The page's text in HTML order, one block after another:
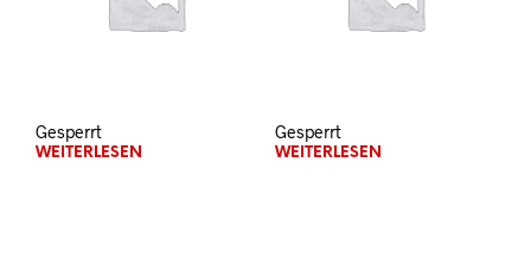
Gesperrt
WEITERLESEN
Gesperrt
WEITERLESEN